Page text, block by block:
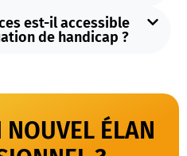
est-il accessible
de handicap ?
NOUVEL ÉLAN